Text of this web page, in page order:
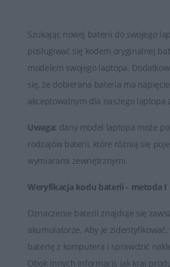
użytkowania. Większość baterii ma
na baterii podczas korzystania z
podłączenia do zasilania.
Baterie HP, podobnie jak każda
Po pewnej liczbie cykli użytkowania
zacząć tracić pojemność, co
czasu działania na baterii.
W przypadku zużycia baterii lub
utrzymania odpowiedniego poziomu
można ją wymienić na nową.
oryginalne baterie, które są
konkretnymi modelami laptopów HP.
Szukając nowej baterii do swojego
posługiwać się kodem oryginalnej
modelem swojego laptopa.
się, że dobierana bateria ma
akceptowalnym dla naszego laptopa
Uwaga: dany model laptopa może
rodzajów baterii, które różnią się
wymiarami zewnętrznymi.
Weryfikacja kodu baterii - metoda I
Oznaczenie baterii znajduje się
akumulatorze. Aby je zidentyfikować,
baterię z komputera i sprawdzić
Obok innych informacji, jak kraj